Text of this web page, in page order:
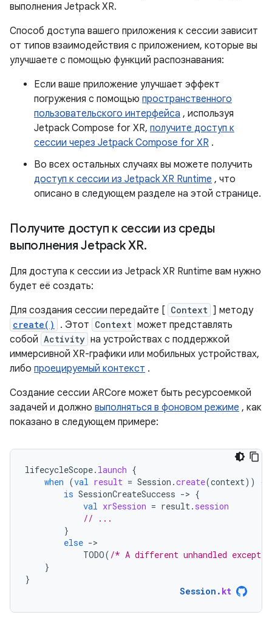
выполнения Jetpack XR.
Способ доступа вашего приложения к сессии зависит
от типов взаимодействия с приложением, которые вы
улучшаете с помощью функций распознавания:
Если ваше приложение улучшает эффект
погружения с помощью пространственного
пользовательского интерфейса , используя
Jetpack Compose for XR, получите доступ к
сессии через Jetpack Compose for XR .
Во всех остальных случаях вы можете получить
доступ к сессии из Jetpack XR Runtime , что
описано в следующем разделе на этой странице.
Получите доступ к сессии из среды
выполнения Jetpack XR.
Для доступа к сессии из Jetpack XR Runtime вам нужно
будет её создать:
Для создания сессии передайте [ Context ] методу
create() . Этот Context может представлять
собой Activity на устройствах с поддержкой
иммерсивной XR-графики или мобильных устройствах,
либо проецируемый контекст .
Создание сессии ARCore может быть ресурсоемкой
задачей и должно выполняться в фоновом режиме , как
показано в следующем примере:
lifecycleScope. launch {
when (val result = Session .create(context))
{
is SessionCreateSuccess -> {
val xrSession = result. session
// ...
}
else -
TODO( /* A different unhandled
}
}
Session . kt